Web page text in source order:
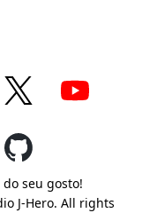
seu gosto!
J-Hero. All rights